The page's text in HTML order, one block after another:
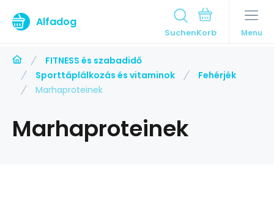
Alfadog
Suchen Menu
FITNESS és szabadidő
Sporttáplálkozás és vitaminok
Fehérjék
Marhaproteinek
Marhaproteinek